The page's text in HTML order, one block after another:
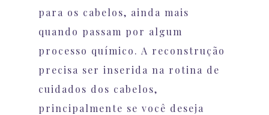
para os cabelos, ainda mais
quando passam por algum
processo químico. A reconstrução
precisa ser inserida na rotina de
cuidados dos cabelos,
principalmente se você deseja